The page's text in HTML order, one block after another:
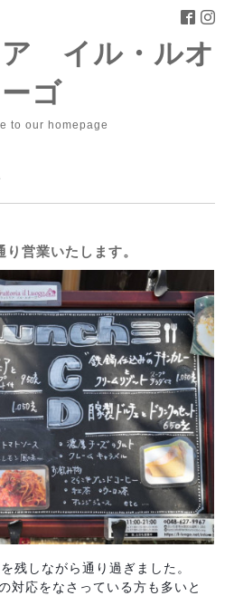
ア イル・ルオ
ーゴ
to our homepage
営業いたします。
残しながら通り過ぎました。
対応をなさっている方も多いと